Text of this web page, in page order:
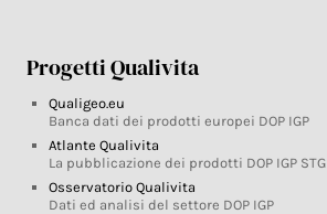
Progetti Qualivita
Qualigeo.eu
Banca dati dei prodotti europei DOP IGP
Atlante Qualivita
La pubblicazione dei prodotti DOP IGP STG
Osservatorio Qualivita
Dati ed analisi del settore DOP IGP